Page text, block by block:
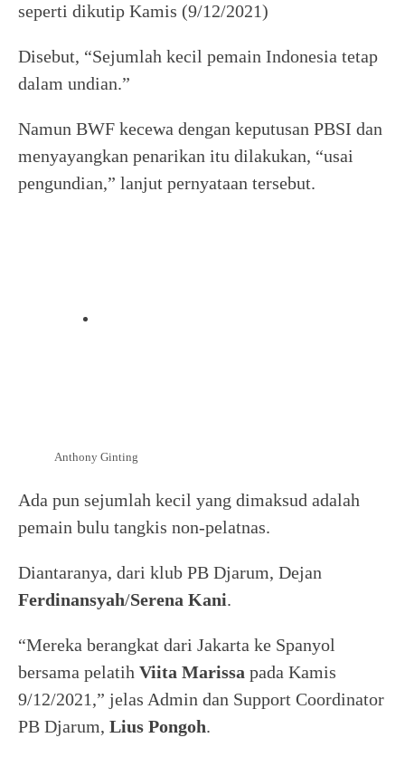
seperti dikutip Kamis (9/12/2021)
Disebut, “Sejumlah kecil pemain Indonesia tetap
dalam undian.”
Namun BWF kecewa dengan keputusan PBSI dan
menyayangkan penarikan itu dilakukan, “usai
pengundian,” lanjut pernyataan tersebut.
Anthony Ginting
Ada pun sejumlah kecil yang dimaksud adalah
pemain bulu tangkis non-pelatnas.
Diantaranya, dari klub PB Djarum, Dejan
Ferdinansyah/Serena Kani.
“Mereka berangkat dari Jakarta ke Spanyol
bersama pelatih Viita Marissa pada Kamis
9/12/2021,” jelas Admin dan Support Coordinator
PB Djarum, Lius Pongoh.